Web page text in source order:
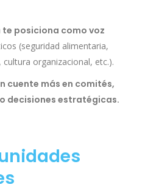
te posiciona como voz
(seguridad alimentaria,
organizacional, etc.).
cuente más en comités,
decisiones estratégicas.